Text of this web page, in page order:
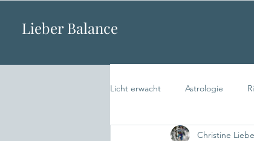
Lieber Balance
Licht erwacht Astrologie
Christine